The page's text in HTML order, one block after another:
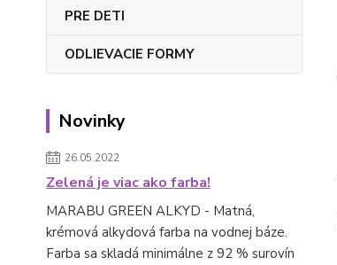
PRE DETI
ODLIEVACIE FORMY
Novinky
26.05.2022
Zelená je viac ako farba!
MARABU GREEN ALKYD - Matná,
krémová alkydová farba na vodnej báze.
Farba sa skladá minimálne z 92 % surovín